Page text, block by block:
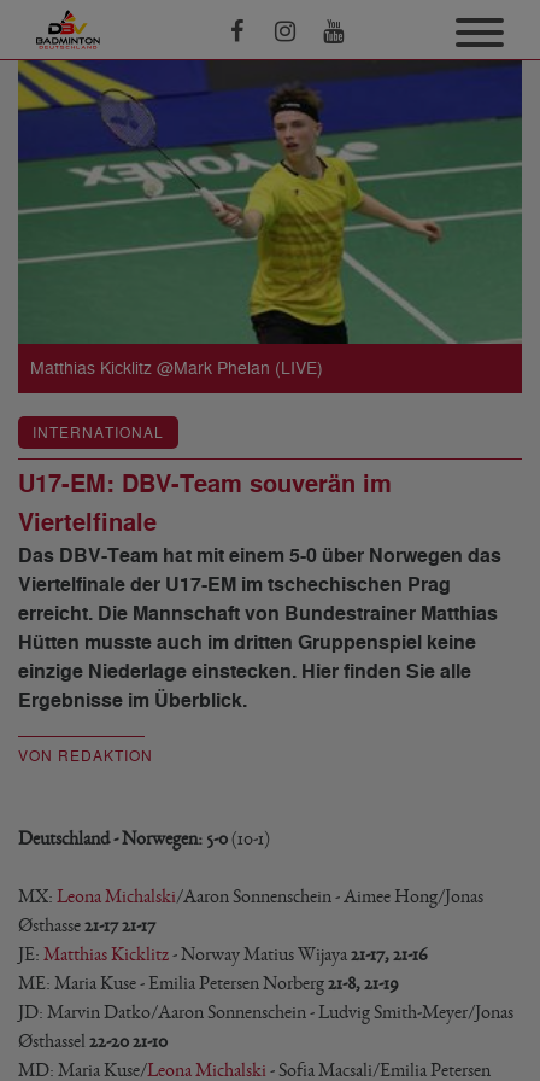
Matthias Kicklitz @Mark Phelan (LIVE)
INTERNATIONAL
U17-EM: DBV-Team souverän im
Viertelfinale
Das DBV-Team hat mit einem 5-0 über Norwegen das
Viertelfinale der U17-EM im tschechischen Prag
erreicht. Die Mannschaft von Bundestrainer Matthias
Hütten musste auch im dritten Gruppenspiel keine
einzige Niederlage einstecken. Hier finden Sie alle
Ergebnisse im Überblick.
VON REDAKTION
Deutschland - Norwegen: 5-0(10-1)
MX: Leona Michalski/Aaron Sonnenschein - Aimee Hong/Jonas
Østhasse21-17 21-17
JE: Matthias Kicklitz- Norway Matius Wijaya 21-17, 21-16
ME: Maria Kuse - Emilia Petersen Norberg21-8, 21-19
JD: Marvin Datko/Aaron Sonnenschein - Ludvig Smith-Meyer/Jonas
Østhassel 22-20 21-10
MD: Maria Kuse/Leona Michalski - Sofia Macsali/Emilia Petersen